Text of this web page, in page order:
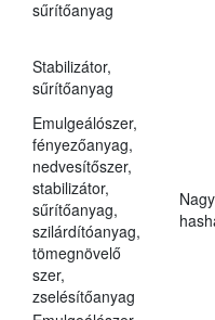
sűrítőanyag
Stabilizátor,
sűrítőanyag
Emulgeálószer,
fényezőanyag,
nedvesítőszer,
stabilizátor,
sűrítőanyag,
szilárdítóanyag,
tömegnövelő
szer,
zselésítőanyag